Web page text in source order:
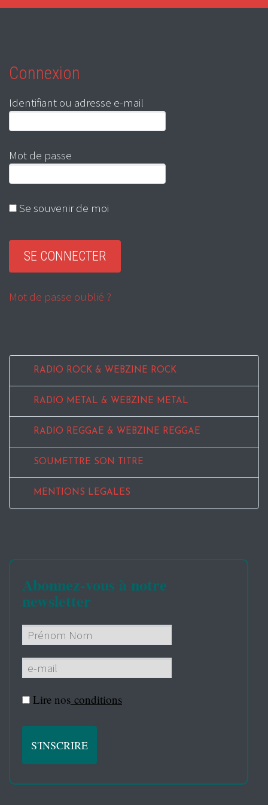
Connexion
Identifiant ou adresse e-mail
Mot de passe
Se souvenir de moi
Mot de passe oublié ?
RADIO ROCK & WEBZINE ROCK
RADIO METAL & WEBZINE METAL
RADIO REGGAE & WEBZINE REGGAE
SOUMETTRE SON TITRE
MENTIONS LEGALES
Abonnez-vous à notre
newsletter
Lire nos conditions